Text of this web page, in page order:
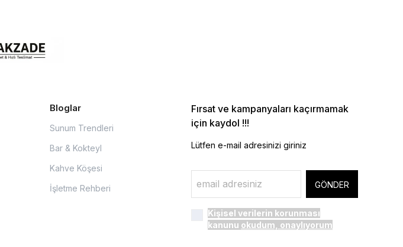
Bloglar
Sunum Trendleri
Bar & Kokteyl
Kahve Köşesi
İşletme Rehberi
Fırsat ve kampanyaları kaçırmamak
için kaydol !!!
Lütfen e-mail adresinizi giriniz
GÖNDER
Kişisel verilerin korunması
kanunu okudum, onaylıyorum